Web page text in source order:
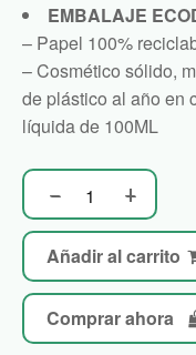
EMBALAJE
– Papel 100%
– Cosmético sólido,
de plástico al año en
líquida de 100ML
Añadir al carrito
Comprar ahora